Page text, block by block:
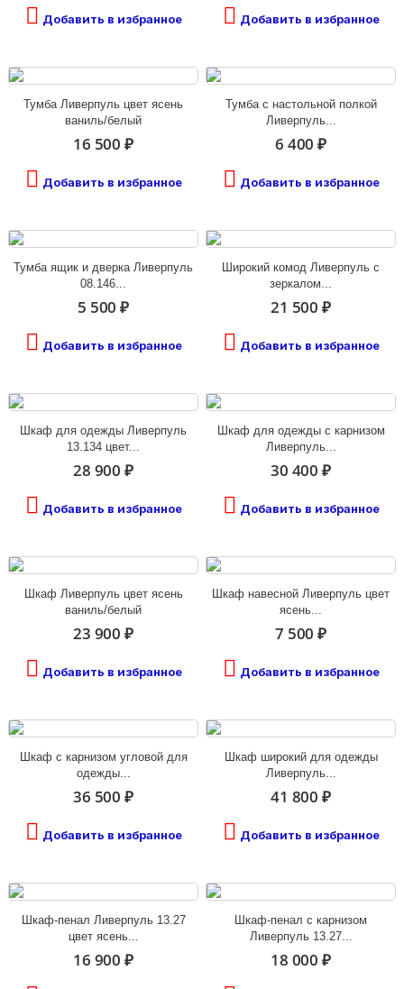
Добавить в избранное Добавить в избранное
Тумба Ливерпуль цвет ясень
ваниль/белый
16 500 ₽
Добавить в избранное
Тумба с настольной полкой
Ливерпуль...
6 400 ₽
Добавить в избранное
Тумба ящик и дверка Ливерпуль
08.146...
5 500 ₽
Добавить в избранное
Широкий комод Ливерпуль с
зеркалом...
21 500 ₽
Добавить в избранное
Шкаф для одежды Ливерпуль
13.134 цвет...
28 900 ₽
Добавить в избранное
Шкаф для одежды с карнизом
Ливерпуль...
30 400 ₽
Добавить в избранное
Шкаф Ливерпуль цвет ясень
ваниль/белый
23 900 ₽
Добавить в избранное
Шкаф навесной Ливерпуль цвет
ясень...
7 500 ₽
Добавить в избранное
Шкаф с карнизом угловой для
одежды...
36 500 ₽
Добавить в избранное
Шкаф широкий для одежды
Ливерпуль...
41 800 ₽
Добавить в избранное
Шкаф-пенал Ливерпуль 13.27
цвет ясень...
16 900 ₽
Шкаф-пенал с карнизом
Ливерпуль 13.27...
18 000 ₽